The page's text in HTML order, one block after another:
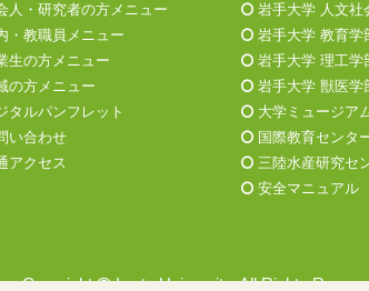
人・研究者の方メニュー
・教職員メニュー
生の方メニュー
の方メニュー
タルパンフレット
い合わせ
アクセス
岩手大学 人文社
岩手大学 教育学
岩手大学 理工学
岩手大学 獣医学
大学ミュージア
国際教育センタ
三陸水産研究セ
安全マニュアル
Iwate University, All Rights